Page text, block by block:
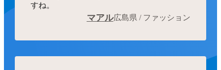
すね。
マアル広島県 / ファッション